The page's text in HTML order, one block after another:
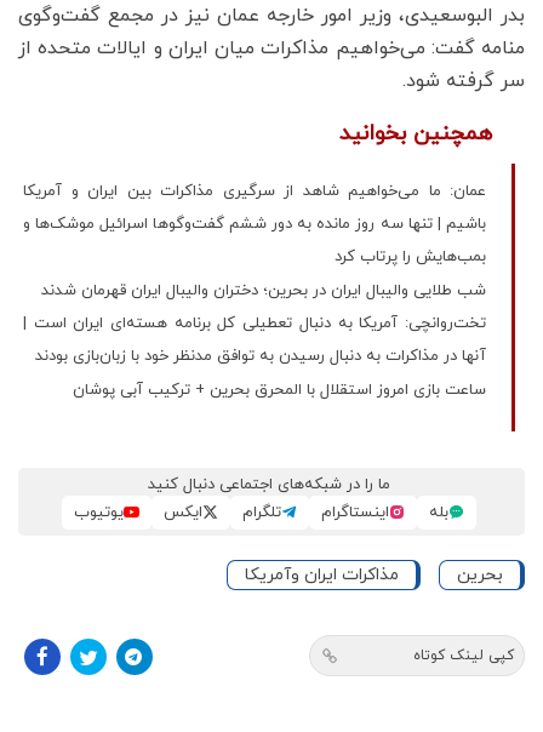
بدر البوسعیدی، وزیر امور خارجه عمان نیز در مجمع گفت‌وگوی
منامه گفت: می‌خواهیم مذاکرات میان ایران و ایالات متحده از
سر گرفته شود.
همچنین بخوانید
عمان: ما می‌خواهیم شاهد از سرگیری مذاکرات بین ایران و آمریکا
باشیم | تنها سه روز مانده به دور ششم گفت‌وگوها اسرائیل موشک‌ها و
بمب‌هایش را پرتاب کرد
شب طلایی والیبال ایران در بحرین؛ دختران والیبال ایران قهرمان شدند
تخت‌روانچی: آمریکا به دنبال تعطیلی کل برنامه هسته‌ای ایران است |
آنها در مذاکرات به دنبال رسیدن به توافق مدنظر خود با زبان‌بازی بودند
ساعت بازی امروز استقلال با المحرق بحرین + ترکیب آبی‌ پوشان
ما را در شبکه‌های اجتماعی دنبال کنید
بله
اینستاگرام تلگرام ایکس یوتیوب
بحرین مذاکرات ایران وآمریکا
کپی لینک کوتاه